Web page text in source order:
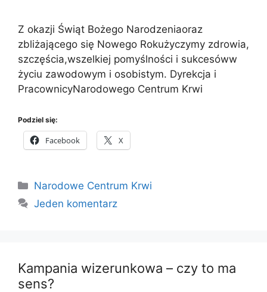
Z okazji Świąt Bożego Narodzeniaoraz
zbliżającego się Nowego Rokużyczymy zdrowia,
szczęścia,wszelkiej pomyślności i sukcesóww
życiu zawodowym i osobistym. Dyrekcja i
PracownicyNarodowego Centrum Krwi
Podziel się:
Facebook X
Kategorie
Narodowe Centrum Krwi
Jeden komentarz
Kampania wizerunkowa – czy to ma
sens?